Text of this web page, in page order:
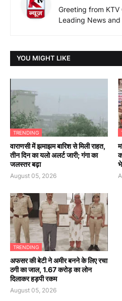
Greeting from KTV
Leading News
YOU MIGHT LIKE
TRENDING
वाराणसी में झमाझम बारिश से मिली राहत,
तीन दिन का यलो अलर्ट जारी; गंगा का
जलस्तर बढ़ा
August 05, 2026
TRENDING
अफसर की बेटी ने अमीर बनने के लिए रचा
ठगी का जाल, 1.67 करोड़ का लोन
दिलाकर हड़पी रकम
August 05, 2026